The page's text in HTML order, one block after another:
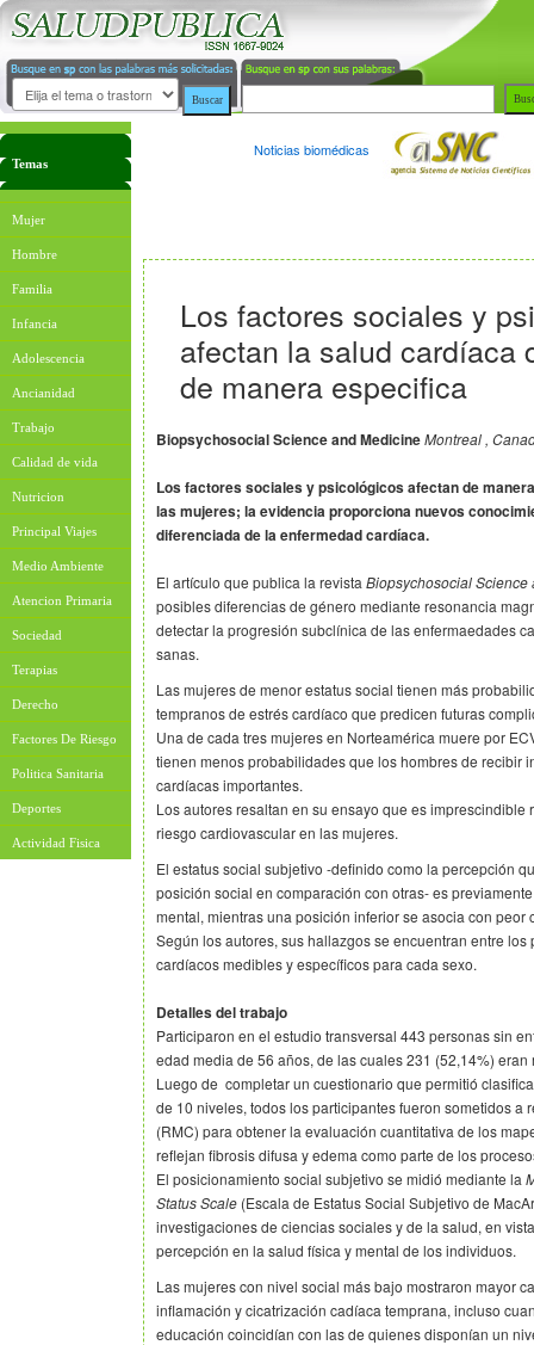
Temas
Mujer
Hombre
Familia
Infancia
Adolescencia
Ancianidad
Trabajo
Calidad de vida
Nutricion
Principal Viajes
Medio Ambiente
Atencion Primaria
Sociedad
Terapias
Derecho
Factores De Riesgo
Politica Sanitaria
Deportes
Actividad Fisica
Noticias biomédicas
Los factores sociales y
afectan la salud cardíaca
de manera especifica
Biopsychosocial Science and MedicineMontreal ,
Los factores sociales y psicológicos afectan de
las mujeres; la evidencia proporciona nuevos
diferenciada de la enfermedad cardíaca.
El artículo que publica la revista Biopsychosocial Science
posibles diferencias de género mediante resonancia
detectar la progresión subclínica de las enfermaedades
sanas.
Las mujeres de menor estatus social tienen más
tempranos de estrés cardíaco que predicen futuras
Una de cada tres mujeres en Norteamérica muere por
tienen menos probabilidades que los hombres de recibir
cardíacas importantes.
Los autores resaltan en su ensayo que es
riesgo cardiovascular en las mujeres.
El estatus social subjetivo -definido como la percepción
posición social en comparación con otras- es
mental, mientras una posición inferior se asocia con
Según los autores, sus hallazgos se encuentran entre
cardíacos medibles y específicos para cada sexo.
Detalles del trabajo
Participaron en el estudio transversal 443 personas sin
edad media de 56 años, de las cuales 231 (52,14%) eran
Luego de completar un cuestionario que permitió
de 10 niveles, todos los participantes fueron sometidos a
(RMC) para obtener la evaluación cuantitativa de los
reflejan fibrosis difusa y edema como parte de los
El posicionamiento social subjetivo se midió mediante la
Status Scale (Escala de Estatus Social Subjetivo de
investigaciones de ciencias sociales y de la salud, en
percepción en la salud física y mental de los individuos.
Las mujeres con nivel social más bajo mostraron mayor
inflamación y cicatrización cadíaca temprana, incluso
educación coincidían con las de quienes disponían un